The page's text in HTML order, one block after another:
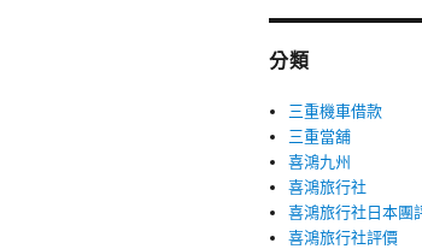
分類
三重機車借款
三重當舖
喜鴻九州
喜鴻旅行社
喜鴻旅行社日本團
喜鴻旅行社評價